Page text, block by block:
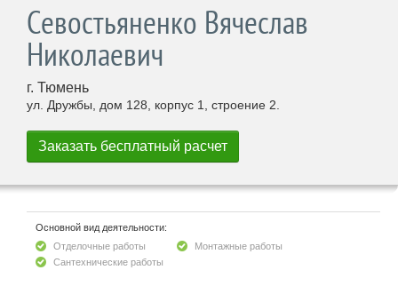
Севостьяненко Вячеслав
Николаевич
г. Тюмень
ул. Дружбы, дом 128, корпус 1, строение 2.
Основной вид деятельности:
Отделочные работы
Монтажные работы
Сантехнические работы